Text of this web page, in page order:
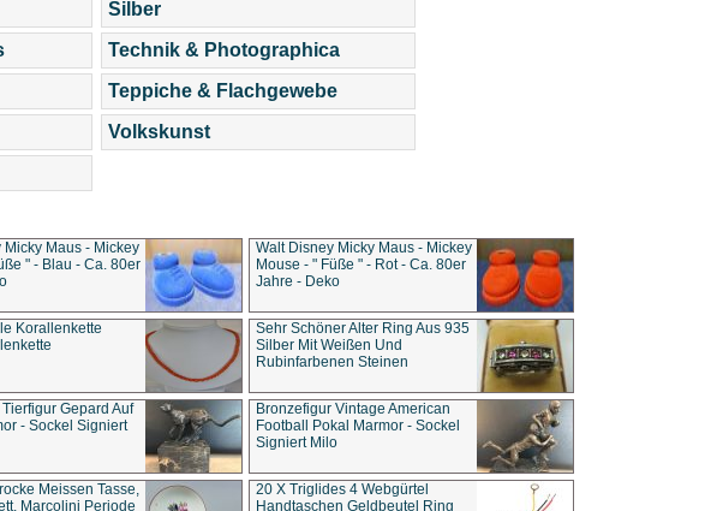
Silber
Technik & Photographica
Teppiche & Flachgewebe
Volkskunst
Micky Maus - Mickey
" - Blau - Ca. 80er
Walt Disney Micky Maus - Mickey
Mouse - " Füße " - Rot - Ca. 80er
Jahre - Deko
Korallenkette
Sehr Schöner Alter Ring Aus 935
Silber Mit Weißen Und
Rubinfarbenen Steinen
Gepard Auf
- Sockel Signiert
Bronzefigur Vintage American
Football Pokal Marmor - Sockel
Signiert Milo
Meissen Tasse,
Marcolini Periode
20 X Triglides 4 Webgürtel
Handtaschen Geldbeutel Ring